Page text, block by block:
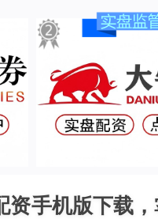
资手机版下载